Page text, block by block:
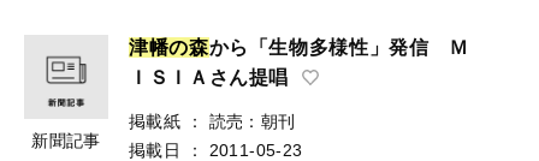
新聞記事
津幡の森から「生物多様性」発信 Ｍ
ＩＳＩＡさん提唱
掲載紙 ：
読売：朝刊
掲載日
：
2011-05-23